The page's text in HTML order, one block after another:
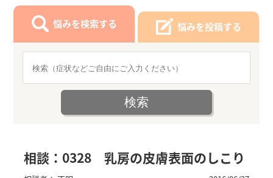
悩みを検索する 悩みを投稿する
相談：0328 乳房の皮膚表面のしこり